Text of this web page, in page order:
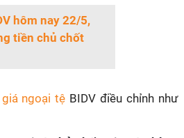
hôm nay 22/5,
tiền chủ chốt
ngoại tệ BIDV điều chỉnh như